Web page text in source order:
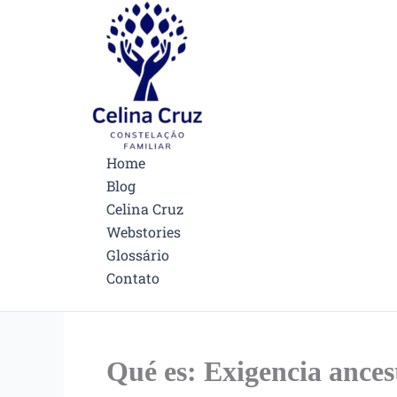
Home
Blog
Celina Cruz
Webstories
Glossário
Contato
Qué es: Exigencia
Facebook
Instagram
Pinterest